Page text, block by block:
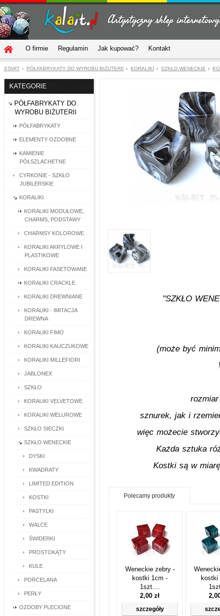
O firmie Regulamin Jak kupować? Kontakt
START PÓŁFABRYKATY DO WYROBU BIŻUTERII KORALIKI SZKŁO WENECKIE
KATEGORIE
PÓŁFABRYKATY DO
WYROBU BIŻUTERII
PÓŁFABRYKATY
ELEMENTY OZDOBNE
KAMIENIE
PÓŁSZLACHETNE
CYRKONIE - SZKŁO
JUBILERSKIE
KORALIKI
KORALIKI MODUŁOWE,
CHARMS, PODSTAWY
CHARMSY KOLOROWE
KORALIKI AKRYLOWE I
PLASTIKOWE
KORALIKI FASETOWANE
KORALIKI CRACKLE
KORALIKI DREWNIANE
KORALIKI - IMITACJA
DREWNA
KORALIKI FIMO
KORALIKI KAUCZUKOWE
KORALIKI MILLEFIORI
JABLONEX
SZKŁO
KORALIKI VELVETOWE
KORALIKI WELUROWE
SZKŁO SIECZKI
SZKŁO WENECKIE
DYSKI
KWADRATY
LIMITED EDITION
KOSTKI
PASTYLKI
WALCE
ŚWIDERKI
PROSTOKĄTY
KULE
PORCELANA
PERŁY
OZDOBY PLECIONE
"SZKŁO
(może być
sznurek, jak i
więc możecie
Każda sztuka
Kostki są w
Polecamy produkty
Weneckie zebry -
kostki 1cm -
1szt....
2,00 zł
szczegóły
kostki